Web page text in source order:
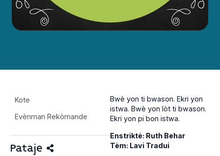
Kote
Evènman Rekòmande
Pataje
Bwè yon ti bwason. Ekri yon
istwa. Bwè yon lòt ti bwason.
Ekri yon pi bon istwa.
Enstriktè: Ruth Behar
Tèm: Lavi Tradui